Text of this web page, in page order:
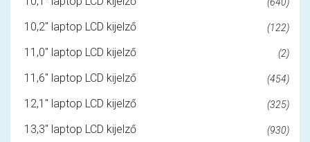
(640)
10,2" laptop LCD kijelző (122)
11,0" laptop LCD kijelző (2)
11,6" laptop LCD kijelző (454)
12,1" laptop LCD kijelző (325)
13,3" laptop LCD kijelző (930)